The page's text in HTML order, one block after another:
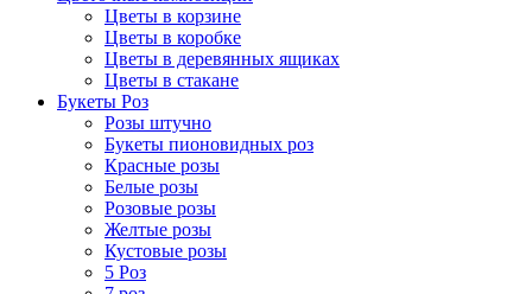
Цветы в корзине
Цветы в коробке
Цветы в деревянных ящиках
Цветы в стакане
Букеты Роз
Розы штучно
Букеты пионовидных роз
Красные розы
Белые розы
Розовые розы
Желтые розы
Кустовые розы
5 Роз